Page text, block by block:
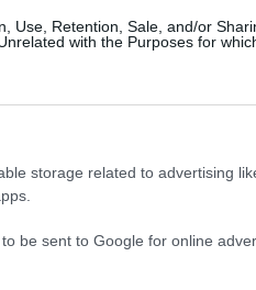
Use, Retention, Sale, and/or
with the Purposes for
storage related to advertising
be sent to Google for online